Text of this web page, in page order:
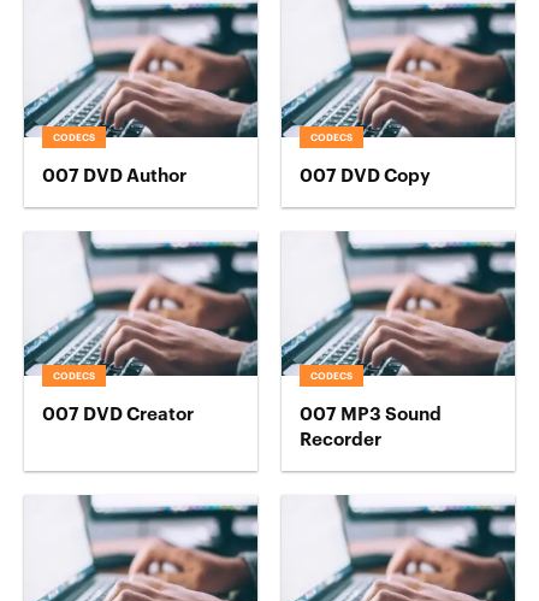
CODECS
007 DVD Author
CODECS
007 DVD Copy
CODECS
007 DVD Creator
CODECS
007 MP3 Sound
Recorder